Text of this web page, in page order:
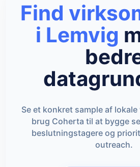
Find
i Lemvig
Se et konkret sample af
brug Coherta til at bygge
beslutningstagere og
outreach.